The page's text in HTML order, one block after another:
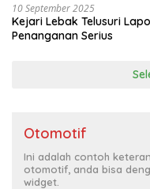
10 September 2025
Kejari Lebak Telusuri
Penanganan Serius
Otomotif
Ini adalah contoh
otomotif, anda bisa
widget.